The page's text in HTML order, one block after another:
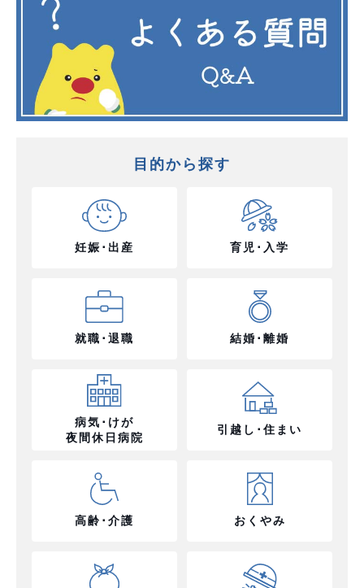
目的から探す
妊娠･出産 育児･入学
就職･退職 結婚･離婚
病気･けが
夜間休日病院
引越し･住まい
高齢･介護 おくやみ